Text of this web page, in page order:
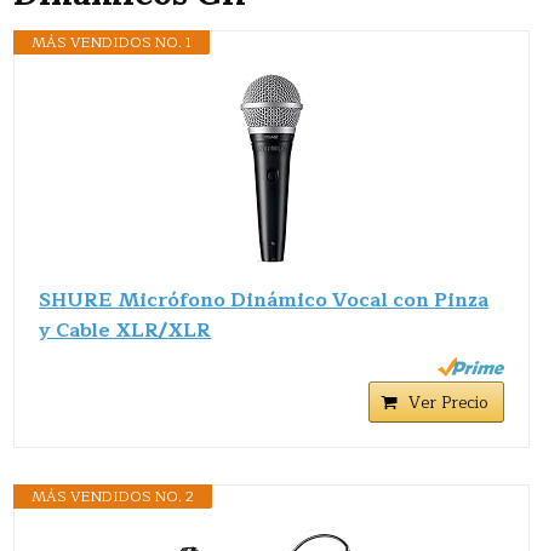
MÁS VENDIDOS NO. 1
SHURE Micrófono Dinámico Vocal con Pinza
y Cable XLR/XLR
Ver Precio
MÁS VENDIDOS NO. 2